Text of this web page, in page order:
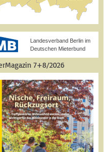
Landesverband Berlin im
Deutschen Mieterbund
7+8/2026